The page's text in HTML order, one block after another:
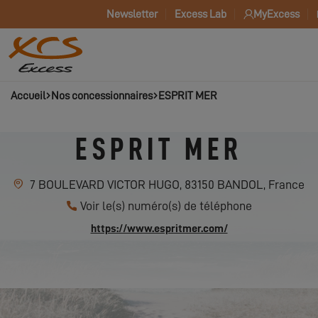
Newsletter Excess Lab MyExcess
Accueil Nos concessionnaires ESPRIT MER
ESPRIT MER
7 BOULEVARD VICTOR HUGO, 83150 BANDOL, France
Voir le(s) numéro(s) de téléphone
https://www.espritmer.com/
CONTACTER ESPRIT MER